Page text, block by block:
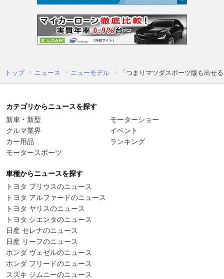
トップ ニュース ニューモデル 「つまりマツダスポーツ版も出せ
カテゴリからニュースを探す
新車・新型
クルマ業界
カー用品
モータースポーツ
モーターショー
イベント
ランキング
車種からニュースを探す
トヨタ プリウスのニュース
トヨタ アルファードのニュース
トヨタ ヤリスのニュース
トヨタ シエンタのニュース
日産 セレナのニュース
日産 リーフのニュース
ホンダ ヴェゼルのニュース
ホンダ フリードのニュース
スズキ ジムニーのニュース